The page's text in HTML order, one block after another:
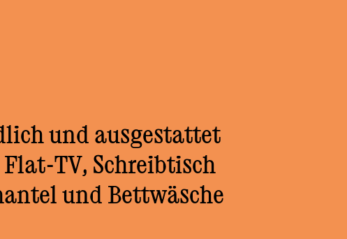
und ausgestattet
TV, Schreibtisch
und Bettwäsche